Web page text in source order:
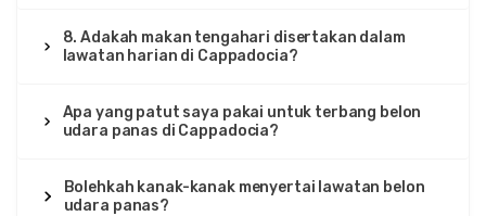
8. Adakah makan tengahari disertakan dalam
lawatan harian di Cappadocia?
Apa yang patut saya pakai untuk terbang belon
udara panas di Cappadocia?
Bolehkah kanak-kanak menyertai lawatan belon
udara panas?